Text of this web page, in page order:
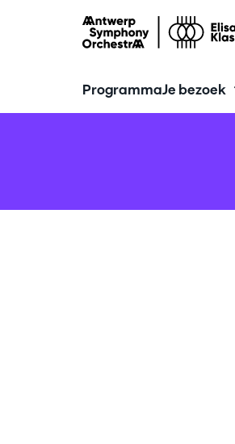
ProgrammaJe bezoek